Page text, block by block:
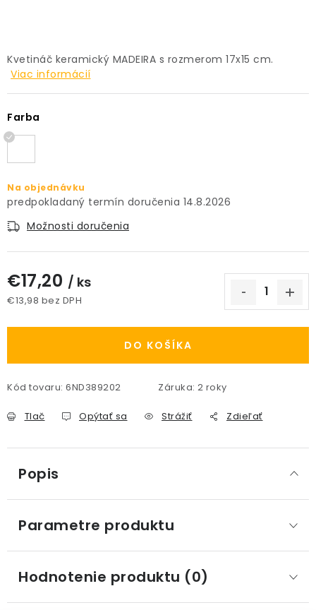
KVETINÁČE A OBALY NA RASTLINY
Obchodné podmienky
Podmienky ochrany osobných údajov
Spôsoby platby
Kontakt / Právne údaje
Kvetináč keramický MADEIRA s rozmerom 17x15 cm.
Viac informácií
Farba
Na objednávku
14.8.2026
Možnosti doručenia
€17,20 / ks
€13,98 bez DPH
DO KOŠÍKA
Kód tovaru: 6ND389202 Záruka: 2 roky
Tlač Opýtať sa Strážiť Zdieľať
Popis
Parametre produktu
Hodnotenie produktu (0)